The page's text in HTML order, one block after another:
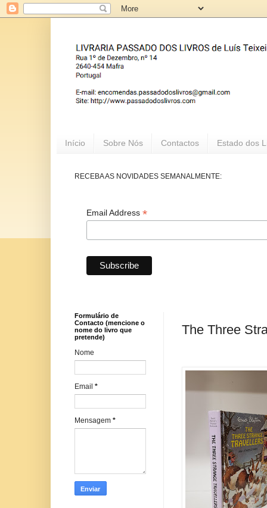
Início Sobre Nós Contactos Estado dos
RECEBA AS NOVIDADES SEMANALMENTE:
Email Address *
The Three
Formulário de
Contacto (mencione o
nome do livro que
pretende)
Nome
Email *
Mensagem *